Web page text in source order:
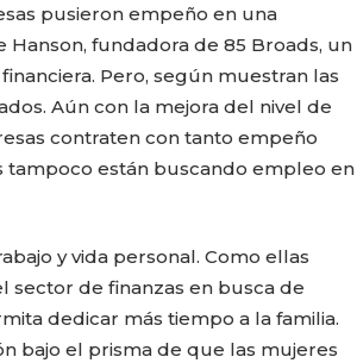
pusieron empeño en una
fundadora de 85 Broads, un
Pero, según muestran las
Aún con la mejora del nivel de
contraten con tanto empeño
tampoco están buscando empleo en
y vida personal. Como ellas
sector de finanzas en busca de
dedicar más tiempo a la familia.
bajo el prisma de que las mujeres